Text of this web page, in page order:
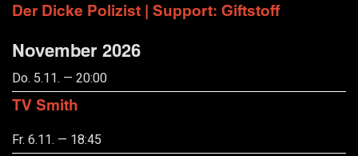
Der Dicke Polizist | Support: Giftstoff
November 2026
Do. 5.11. — 20:00
TV Smith
Fr. 6.11. — 18:45